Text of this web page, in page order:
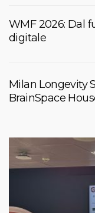
WMF 2026: Dal
digitale
Milan Longevity
BrainSpace